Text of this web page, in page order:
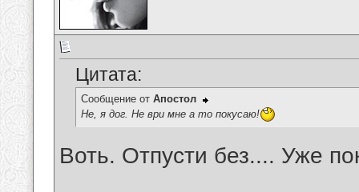
Цитата:
Сообщение от Апостол
Не, я дог. Не ври мне а то покусаю!
Воть. Отпусти без.... Уже